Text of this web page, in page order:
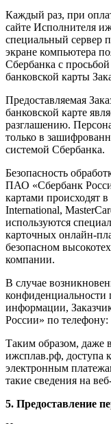
Каждый раз, при
сайте Исполнителя
специальный сервер
экране компьютера
Сбербанка с
банковской карты
Предоставляемая
банковской карте
разглашению.
только в
системой Сбербанка.
Безопасность
ПАО «Сбербанк
картами происходят
International,
используются
карточных онлайн-
безопасном
компании.
В случае
конфиденциальности
информации,
России» по
Таким образом, даже
ижсплав.рф, доступа
электронным
такие сведения на
5. Предоставление